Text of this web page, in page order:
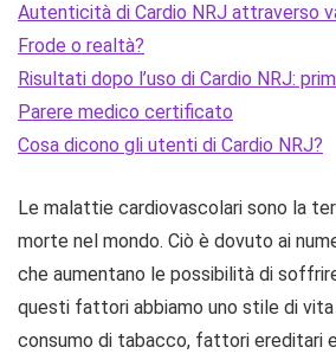
Autenticità di Cardio NRJ attraverso
Frode o realtà?
Risultati dopo l’uso di Cardio NRJ:
Parere medico certificato
Cosa dicono gli utenti di Cardio NRJ?
Le malattie cardiovascolari sono la
morte nel mondo. Ciò è dovuto ai
che aumentano le possibilità di
questi fattori abbiamo uno stile di vita
consumo di tabacco, fattori ereditari